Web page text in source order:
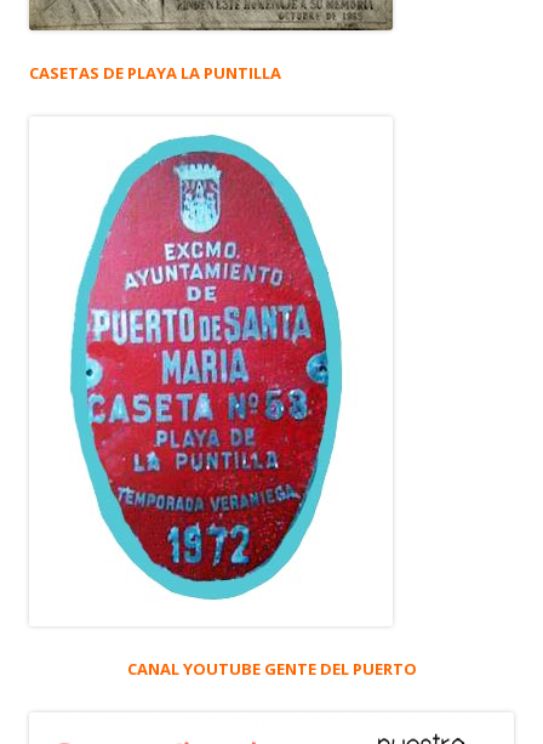
CASETAS DE PLAYA LA PUNTILLA
CANAL YOUTUBE GENTE DEL PUERTO